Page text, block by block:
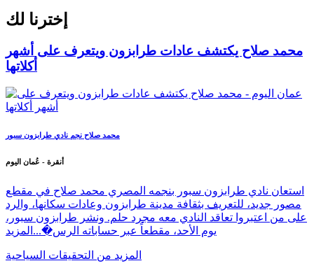
إخترنا لك
محمد صلاح يكتشف عادات طرابزون ويتعرف على أشهر
أكلاتها
محمد صلاح نجم نادي طرابزون سبور
أنقرة - عُمان اليوم
استعان نادي طرابزون سبور بنجمه المصري محمد صلاح في مقطع
مصور جديد، للتعريف بثقافة مدينة طرابزون وعادات سكانها، والرد
على من اعتبروا تعاقد النادي معه مجرد حلم. ونشر طرابزون سبور،
يوم الأحد، مقطعاً عبر حساباته الرس�... المزيد
المزيد من التحقيقات السياحية